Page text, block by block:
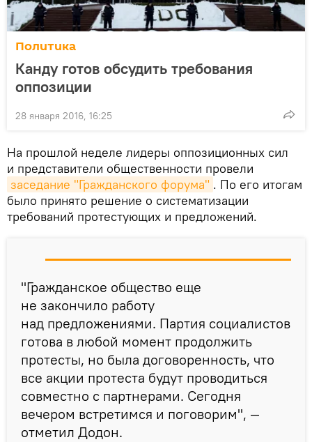
Политика
Канду готов обсудить требования
оппозиции
28 января 2016, 16:25
На прошлой неделе лидеры оппозиционных сил
и представители общественности провели
заседание "Гражданского форума" . По его итогам
было принято решение о систематизации
требований протестующих и предложений.
"Гражданское общество еще
не закончило работу
над предложениями. Партия социалистов
готова в любой момент продолжить
протесты, но была договоренность, что
все акции протеста будут проводиться
совместно с партнерами. Сегодня
вечером встретимся и поговорим", —
отметил Додон.